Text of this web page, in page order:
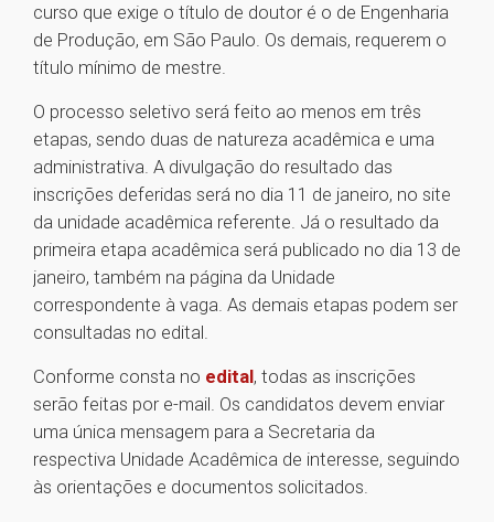
curso que exige o título de doutor é o de Engenharia
de Produção, em São Paulo. Os demais, requerem o
título mínimo de mestre.
O processo seletivo será feito ao menos em três
etapas, sendo duas de natureza acadêmica e uma
administrativa. A divulgação do resultado das
inscrições deferidas será no dia 11 de janeiro, no site
da unidade acadêmica referente. Já o resultado da
primeira etapa acadêmica será publicado no dia 13 de
janeiro, também na página da Unidade
correspondente à vaga. As demais etapas podem ser
consultadas no edital.
Conforme consta no edital, todas as inscrições
serão feitas por e-mail. Os candidatos devem enviar
uma única mensagem para a Secretaria da
respectiva Unidade Acadêmica de interesse, seguindo
às orientações e documentos solicitados.